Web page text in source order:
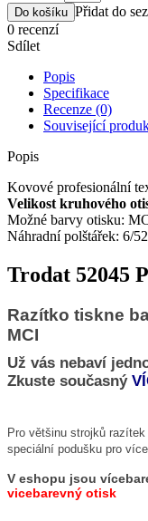
Do košíku Přidat do
0 recenzí
Sdílet
Popis
Specifikace
Recenze (0)
Související
Popis
Kovové profesionální
Velikost kruhového
Možné barvy otisku:
Náhradní polštářek: 6/
Trodat 52045
Razítko tiskne
MCI
Už vás nebaví
Zkuste současný
Pro většinu strojků
speciální podušku pro
V eshopu jsou
vicebarevný otisk